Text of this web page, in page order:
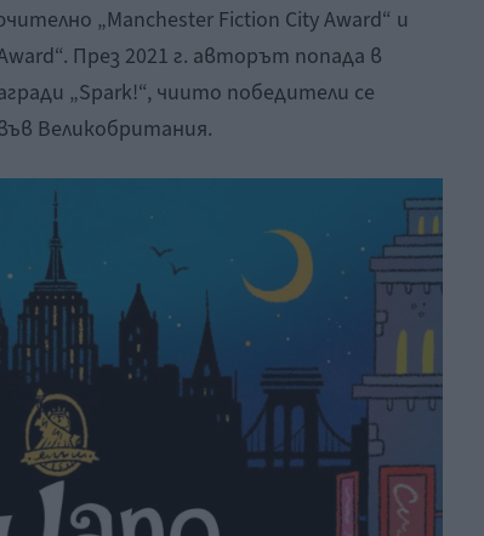
„Manchester Fiction City Award“ и
През 2021 г. авторът попада в
„Spark!“, чиито победители се
Великобритания.